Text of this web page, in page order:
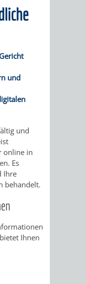
ÄMTER
FÜR
AMT AMT
KULTUR,
und
und
online in
Es
Ihre
behandelt.
Ihnen